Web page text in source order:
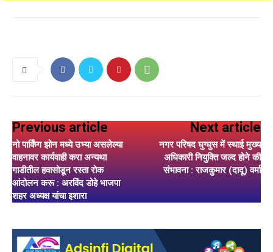
Previous article
नो पार्किंग झोन मध्ये उभ्या असलेल्या
वाहनावर कार्यवाही करा अन्यथा
गाडीतील हवासोडून रस्ता रोक
आंदोलन करू : अरविंद डोहे भाजपा
शहर अध्यक्ष यांचा इशारा
Next article
नगर परिषद घुग्घुस में स्थाई मुख्य
अधिकारी नियुक्ति जल्द होने की
संभावना : राजकुमार (दादू) वर्मा